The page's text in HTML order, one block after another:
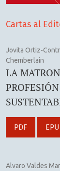
Cartas al
Jovita Ortiz-
Chemberlain
LA
PDF
Alvaro Valdes